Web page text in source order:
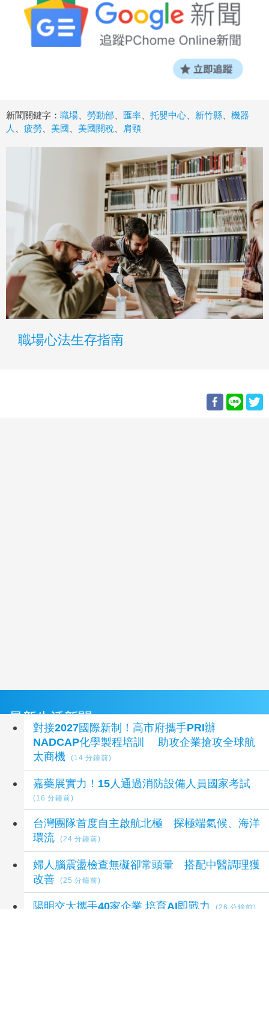
新聞關鍵字： 職場 勞動部 匯率 托嬰中心 新竹縣
機器
人
疲勞 美國 美國關稅 肩頸
職場心法生存指南
最新生活新聞
對接2027國際新制！高市府攜手PRI辦
NADCAP化學製程培訓 助攻企業搶攻全球航
太商機
(14 分鐘前)
嘉藥展實力！15人通過消防設備人員國家考試
(16 分鐘前)
台灣團隊首度自主啟航北極 探極端氣候、海洋
環流
(24 分鐘前)
婦人腦震盪檢查無礙卻常頭暈 搭配中醫調理獲
改善
(25 分鐘前)
陽明交大攜手40家企業 培育AI即戰力 (26 分鐘前)